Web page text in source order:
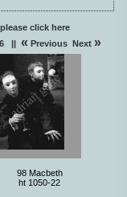
click here
6 || « Previous Next »
98 Macbeth
ht 1050-22